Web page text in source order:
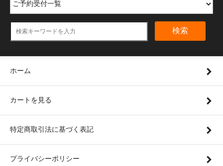
検索
ホーム
カートを見る
特定商取引法に基づく表記
プライバシーポリシー